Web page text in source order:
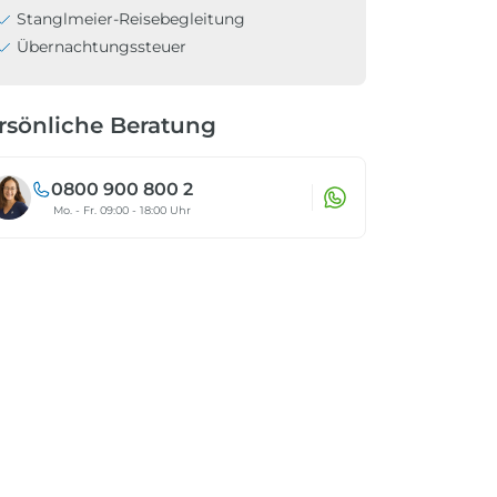
Stanglmeier-Reisebegleitung
Übernachtungssteuer
Beratung
0800 900 800 2
Mo. - Fr. 09:00 - 18:00 Uhr